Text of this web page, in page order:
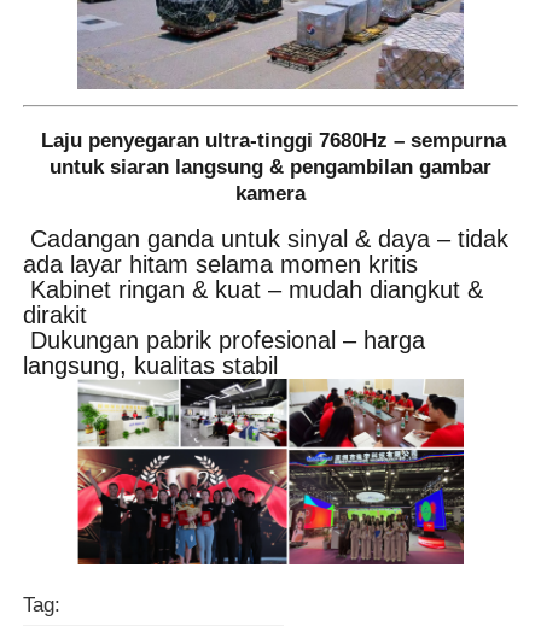
Laju penyegaran ultra-tinggi 7680Hz – sempurna
untuk siaran langsung & pengambilan gambar
kamera
Cadangan ganda untuk sinyal & daya – tidak
ada layar hitam selama momen kritis
Kabinet ringan & kuat – mudah diangkut &
dirakit
Dukungan pabrik profesional – harga
langsung, kualitas stabil
Tag: